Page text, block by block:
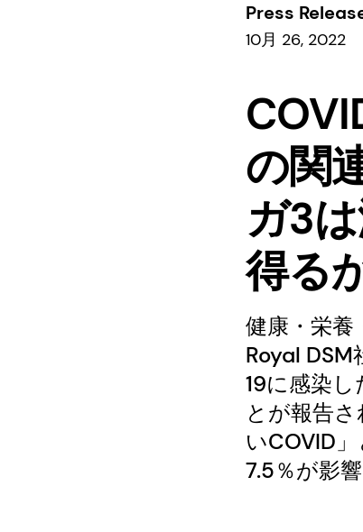
Press
10月 26, 2022
の関
ガ3
得る
健康・栄
Royal
19に感染
とが報告
いCOVID
7.5％が影